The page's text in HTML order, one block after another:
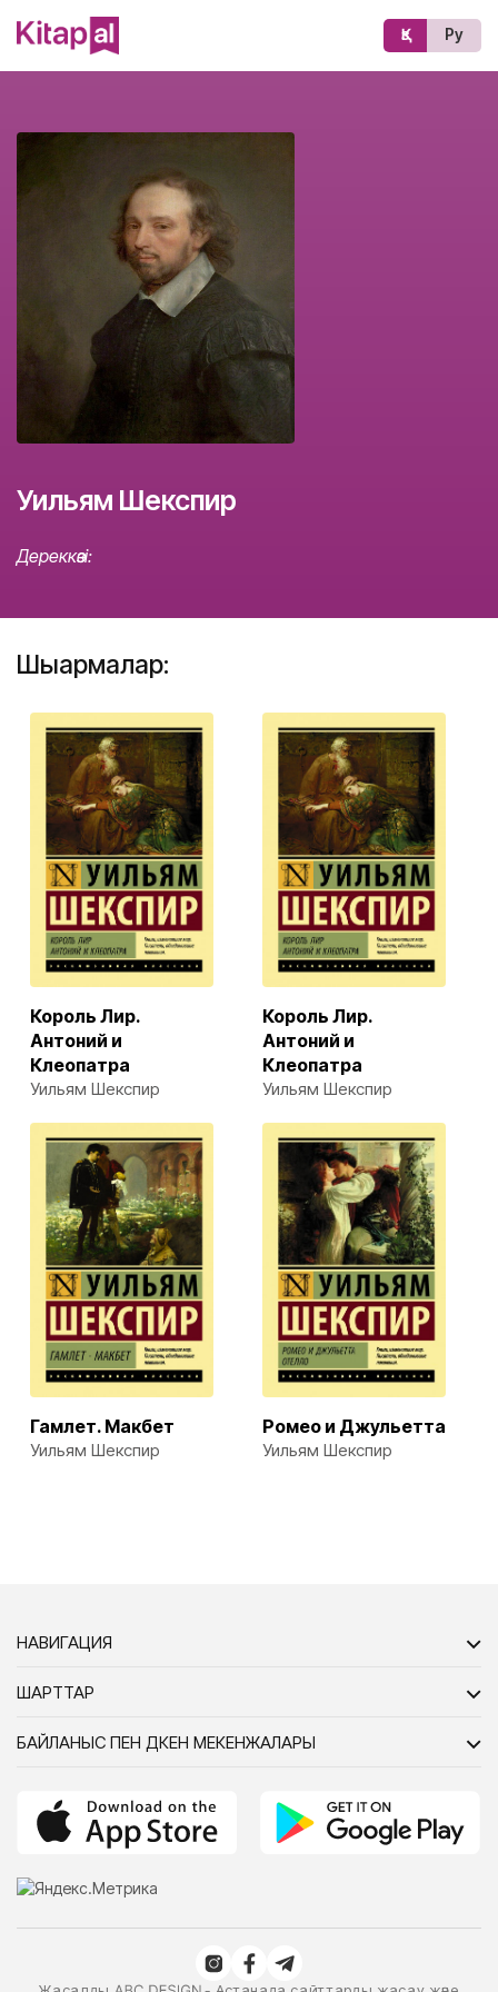
Қз Ру
Уильям Шекспир
Дереккөзі:
Шығармалар:
Король Лир.
Антоний и
Клеопатра
Уильям Шекспир
Король Лир.
Антоний и
Клеопатра
Уильям Шекспир
Гамлет. Макбет
Уильям Шекспир
Ромео и Джульетта
Уильям Шекспир
НАВИГАЦИЯ
ШАРТТАР
БАЙЛАНЫС ПЕН ДҮКЕН МЕКЕНЖАЛАРЫ